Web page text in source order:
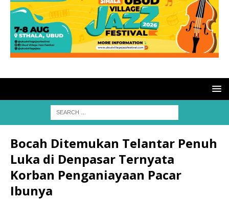
Bocah Ditemukan Telantar Penuh
Luka di Denpasar Ternyata
Korban Penganiayaan Pacar
Ibunya